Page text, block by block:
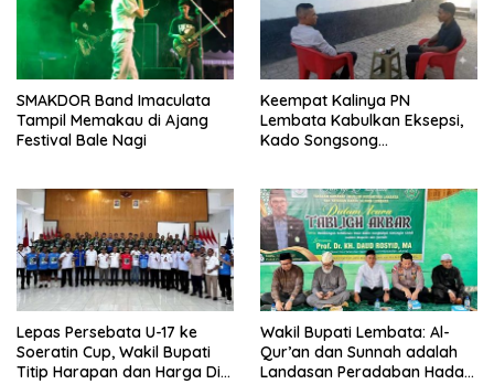
SMAKDOR Band Imaculata
Tampil Memakau di Ajang
Festival Bale Nagi
Keempat Kalinya PN
Lembata Kabulkan Eksepsi,
Kado Songsong
Lepas Persebata U-17 ke
Soeratin Cup, Wakil Bupati
Titip Harapan dan Harga Diri
Wakil Bupati Lembata: Al-
Qur’an dan Sunnah adalah
Landasan Peradaban Hadapi